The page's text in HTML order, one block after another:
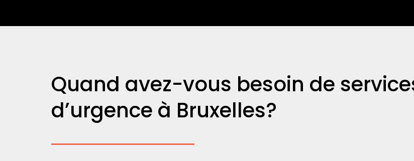
Quand avez-vous besoin de
d’urgence à Bruxelles?